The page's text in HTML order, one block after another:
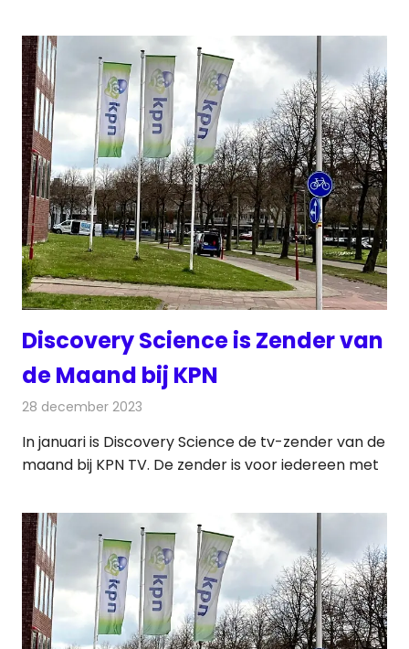
Discovery Science is Zender van
de Maand bij KPN
28 december 2023
In januari is Discovery Science de tv-zender van de
maand bij KPN TV. De zender is voor iedereen met